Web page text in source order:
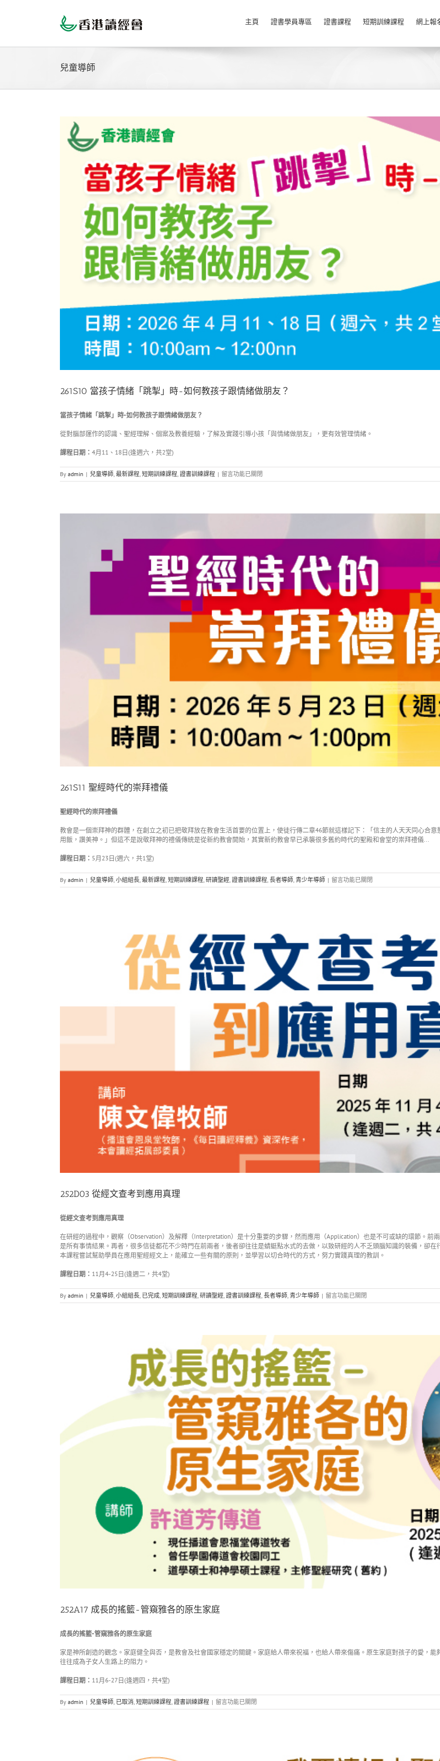
主頁 證書學員專區 證書課程 短期訓練課程 網上報
兒童導師
261S10 當孩子情緒「跳掣」時-如何教孩子跟情緒做朋友？
當孩子情緒「跳掣」時-如何教孩子跟情緒做朋友？
從對腦部運作的認識、聖經理解、個案及教養經驗，了解及實踐引導小孩「與情緒做朋友」，更有效管理情緒。
課程日期： 4月11、18日(逢週六，共2堂)
By admin | 兒童導師 最新課程 短期訓練課程 證書訓練課程 | 在
〈261S10
如
何
教
孩
子
情
緒
做
朋
友？〉
中
留言功能已關閉
261S11 聖經時代的崇拜禮儀
聖經時代的崇拜禮儀
教會是一個崇拜神的群體，在創立之初已把敬拜放在教會生活首要的位置上，使徒行傳二章46節就這樣記下：「信主的人天天同心合
用飯，讚美神。」但這不是說敬拜神的禮儀傳統是從新約教會開始，其實新約教會早已承襲很多舊約時代的聖殿和會堂的崇拜禮儀...
課程日期： 5月23日(週六，共1堂)
By admin | 兒童導師, 小組組長, 最新課程, 短期訓練課程, 研讀聖經, 證書訓練課程, 長者導師, 青少年導師 | 在
〈261S11
崇
拜
禮
儀〉
中
留言功能已關閉
252D03 從經文查考到應用真理
從經文查考到應用真理
在研經的過程中，觀察（Observation）及解釋（Interpretation）是十分重要的步驟，然而應用（Application）也是不可或缺的環節。
是所有事情結果。再者，很多信徒都花不少時門在前兩者，後者卻往往是蜻蜓點水式的去做，以致研經的人不乏頭腦知識的裝備，卻
本課程嘗試幫助學員在應用聖經經文上，能確立一些有關的原則，並學習以切合時代的方式，努力實踐真理的教訓。
課程日期： 11月4-25日(逢週二，共4堂)
By admin | 兒童導師 小組組長 已完成 短期訓練課程 研讀聖經 證書訓練課程 長者導師 青少年導師 | 在
〈252D03
考
到
應
用
真
理〉
中
留言功能已關閉
252A17 成長的搖籃-管窺雅各的原生家庭
成長的搖籃-管窺雅各的原生家庭
家是神所創造的觀念。家庭健全與否，是教會及社會國家穩定的關鍵。家庭給人帶來祝福，也給人帶來傷痛。原生家庭對孩子的愛，
往往成為子女人生路上的阻力。
課程日期： 11月6-27日(逢週四，共4堂)
By admin | 兒童導師 已取消 短期訓練課程 證書訓練課程 | 在
〈252A17
留言功能已關閉